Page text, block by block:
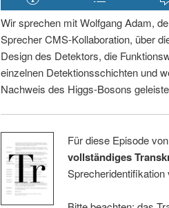
g
e
n
i
n
g
e
n
Wir sprechen mit Wolfgang Adam,
Sprecher CMS-Kollaboration, über
Design des Detektors, die
einzelnen Detektionsschichten und
Nachweis des Higgs-Bosons
Für diese Episode
vollständiges
Sprecheridentifikation